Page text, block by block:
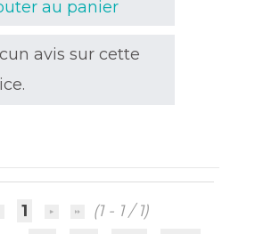
au panier
avis sur cette
1
(1 - 1 / 1)